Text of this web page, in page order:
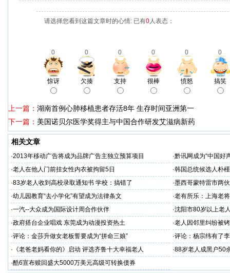
请选择您看到这篇文章时的心情: 已有0人表态：
0 0 0 0 0 0
惊讶 欠揍 支持 很棒 愤怒 搞笑
上一篇： 湖南首例心肺移植患者存活8年 生存时间亚洲第一
下一篇： 美国诺贝尔医学奖得主与中国合作研发艾滋病新药
相关文章
·2013年移动广告将成为品牌广告主独立预算项目 ·黔讯网成为“中国好
·老人在他人门前挂女性内衣被拘留5日 ·韩国总统候选人朴
·83岁老人收到高校录取通知书 学校：搞错了 ·墨西哥蒙特雷市两
·幼儿园教育“去小学化”有望成为法律条文 ·老有所乐：上海老
·一汽--大众成为国际设计周合作伙伴 ·沈阳市80岁以上老
·政府搭台企业唱戏 东莞成为动漫投资热土 ·老人因邻里纠纷被
·评论：金莎升做女老板誓要成为“拼命三娘” ·评论：杨宗纬有了
· 《老爸老妈看你的》启动 评选齐鲁十大幸福老人 ·88岁老人成黑户50
·酷6宣布赎回盛大5000万美元高级可转换债券